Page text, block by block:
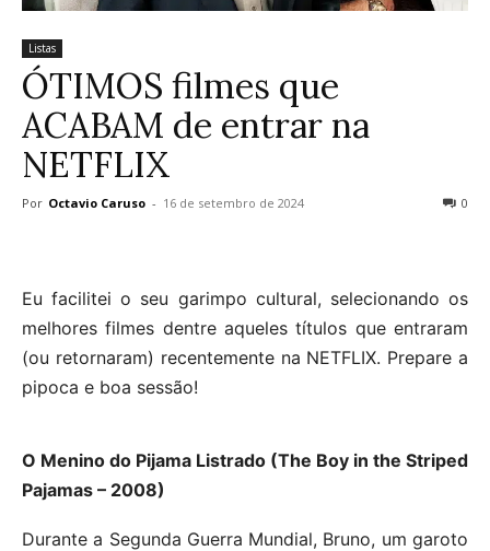
Listas
ÓTIMOS filmes que
ACABAM de entrar na
NETFLIX
Por Octavio Caruso - 16 de setembro de 2024 0
Eu facilitei o seu garimpo cultural, selecionando os
melhores filmes dentre aqueles títulos que entraram
(ou retornaram) recentemente na NETFLIX. Prepare a
pipoca e boa sessão!
O Menino do Pijama Listrado (The Boy in the Striped
Pajamas – 2008)
Durante a Segunda Guerra Mundial, Bruno, um garoto